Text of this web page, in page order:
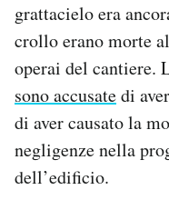
AREA PERSONALE
Area Personale
Newsletter
Notifiche mobile
Regala il Post
Hai bisogno di aiuto?
grattacielo era
crollo erano morte
operai del cantiere.
sono accusatedi
di aver causato la
negligenze nella
dell’edificio.